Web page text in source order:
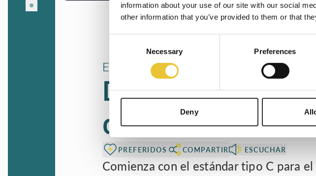
information about your use of our site with our social
other information that you’ve provided to them or that
Necessary Preferences
Deny
Estrategia de investigación 1
Desde el
detalles de la
PREFERIDOS COMPARTIR ESCUCHAR
Comienza con el estándar tipo C para
seguridad. ¡Escribe
Saltar entrada